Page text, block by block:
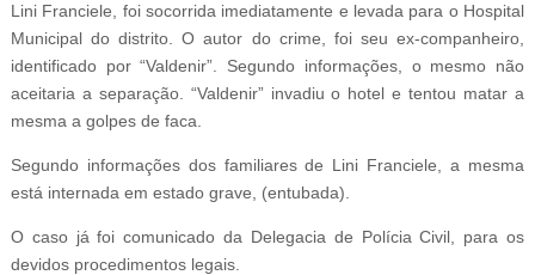
Lini Franciele, foi socorrida imediatamente e levada para o Hospital
Municipal do distrito. O autor do crime, foi seu ex-companheiro,
identificado por “Valdenir”. Segundo informações, o mesmo não
aceitaria a separação. “Valdenir” invadiu o hotel e tentou matar a
mesma a golpes de faca.
Segundo informações dos familiares de Lini Franciele, a mesma
está internada em estado grave, (entubada).
O caso já foi comunicado da Delegacia de Polícia Civil, para os
devidos procedimentos legais.